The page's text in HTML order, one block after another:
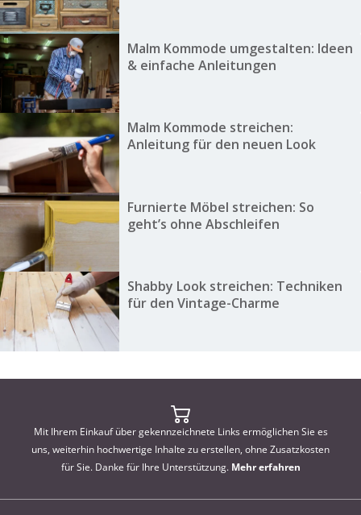
Malm Kommode umgestalten: Ideen
& einfache Anleitungen
Malm Kommode streichen:
Anleitung für den neuen Look
Furnierte Möbel streichen: So
geht’s ohne Abschleifen
Shabby Look streichen: Techniken
für den Vintage-Charme
Mit Ihrem Einkauf über gekennzeichnete Links ermöglichen Sie es
uns, weiterhin hochwertige Inhalte zu erstellen, ohne Zusatzkosten
für Sie. Danke für Ihre Unterstützung. Mehr erfahren